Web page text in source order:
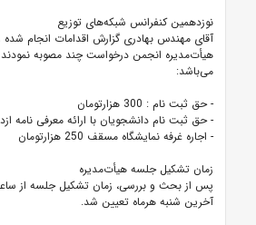
نوزدهمین کنفرانس شبکه‌های توزیع
آقای مهندس بهادری گزارش اقدامات انجام شده را
هیأت‌مدیره انجمن درخواست چند مصوبه
می‌باشد:
- حق ثبت نام : 300 هزارتومان
- حق ثبت نام دانشجویان با ارائه معرفی نامه ازدانشگاه 120
- اجاره غرفه نمایشگاه مسقف 250 هزارتومان
زمان تشکیل جلسه هیأت‌مدیره
آخرین شنبه هرماه تعیین شد.